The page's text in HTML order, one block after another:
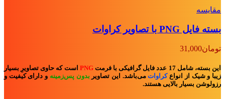
مقايسه
بسته فایل PNG با تصاویر کراوات
تومان31,000
این بسته، شامل 17 عدد فایل گرافیکی با فرمت PNG است که حاوی تصاویرِ بسیار
زیبا و شیک از انواعکراوات می‌باشد. این تصاویر بدون پس‌زمینه و دارای کیفیت و
رزولوشن بسیار بالایی هستند.